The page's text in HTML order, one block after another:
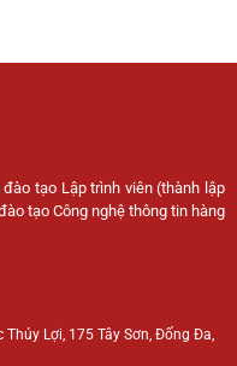
tạo Lập trình viên (thành lập
tạo Công nghệ thông tin hàng
Lợi, 175 Tây Sơn, Đống Đa,